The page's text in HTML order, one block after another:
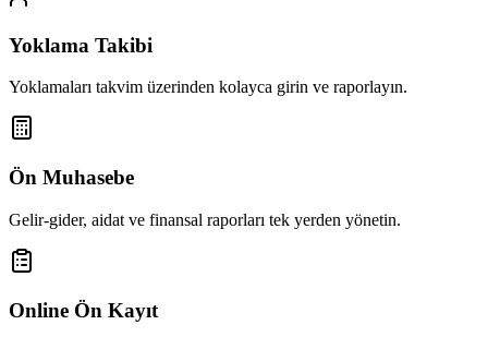
Yoklama Takibi
Yoklamaları takvim üzerinden kolayca girin ve raporlayın.
Ön Muhasebe
Gelir-gider, aidat ve finansal raporları tek yerden yönetin.
Online Ön Kayıt